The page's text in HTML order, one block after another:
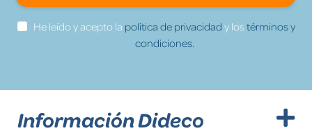
He leído y acepto la política de privacidad y lostérminos y
condiciones.
Información Dideco